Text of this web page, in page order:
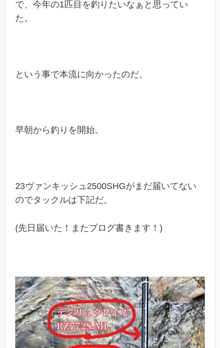
で、今年の1匹目を釣りたいなぁと思ってい
た。
という事で本流に向かったのだ。
早朝から釣りを開始。
23ヴァンキッシュ2500SHGがまだ届いてない
のでタックルは下記だ。
(先日届いた！またブログ書きます！)